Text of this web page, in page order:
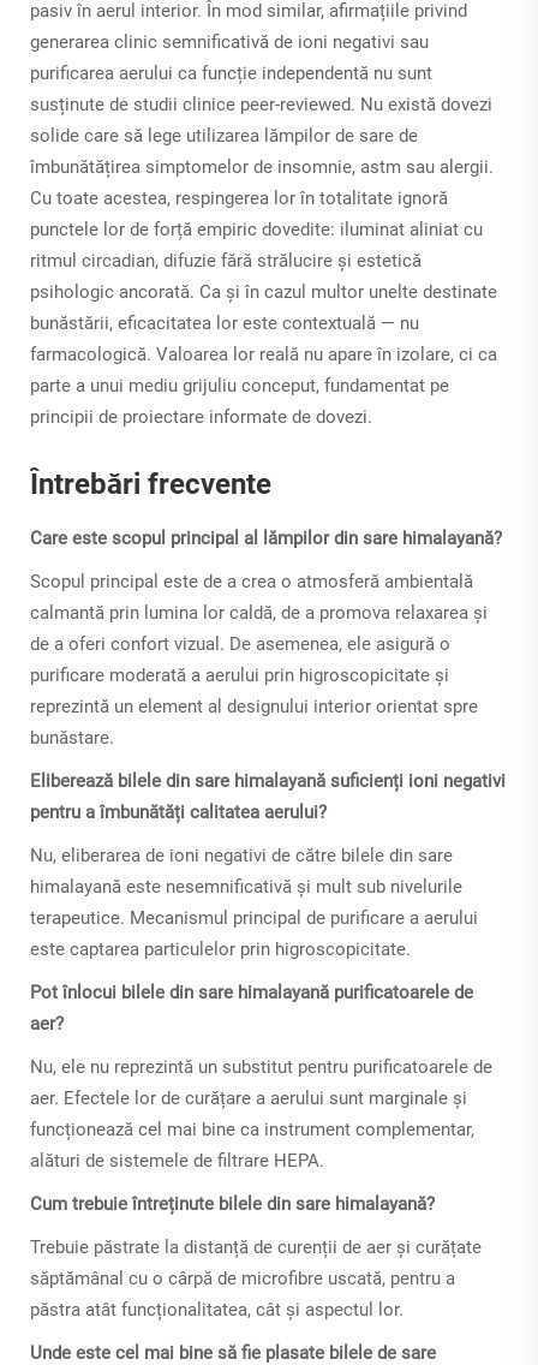
pasiv în aerul interior. În mod similar, afirmațiile privind
generarea clinic semnificativă de ioni negativi sau
purificarea aerului ca funcție independentă nu sunt
susținute de studii clinice peer-reviewed. Nu există dovezi
solide care să lege utilizarea lămpilor de sare de
îmbunătățirea simptomelor de insomnie, astm sau alergii.
Cu toate acestea, respingerea lor în totalitate ignoră
punctele lor de forță empiric dovedite: iluminat aliniat cu
ritmul circadian, difuzie fără strălucire și estetică
psihologic ancorată. Ca și în cazul multor unelte destinate
bunăstării, eficacitatea lor este contextuală — nu
farmacologică. Valoarea lor reală nu apare în izolare, ci ca
parte a unui mediu grijuliu conceput, fundamentat pe
principii de proiectare informate de dovezi.
Întrebări frecvente
Care este scopul principal al lămpilor din sare himalayană?
Scopul principal este de a crea o atmosferă ambientală
calmantă prin lumina lor caldă, de a promova relaxarea și
de a oferi confort vizual. De asemenea, ele asigură o
purificare moderată a aerului prin higroscopicitate și
reprezintă un element al designului interior orientat spre
bunăstare.
Eliberează bilele din sare himalayană suficienți ioni negativi
pentru a îmbunătăți calitatea aerului?
Nu, eliberarea de ioni negativi de către bilele din sare
himalayană este nesemnificativă și mult sub nivelurile
terapeutice. Mecanismul principal de purificare a aerului
este captarea particulelor prin higroscopicitate.
Pot înlocui bilele din sare himalayană purificatoarele de
aer?
Nu, ele nu reprezintă un substitut pentru purificatoarele de
aer. Efectele lor de curățare a aerului sunt marginale și
funcționează cel mai bine ca instrument complementar,
alături de sistemele de filtrare HEPA.
Cum trebuie întreținute bilele din sare himalayană?
Trebuie păstrate la distanță de curenții de aer și curățate
săptămânal cu o cârpă de microfibre uscată, pentru a
păstra atât funcționalitatea, cât și aspectul lor.
Unde este cel mai bine să fie plasate bilele de sare